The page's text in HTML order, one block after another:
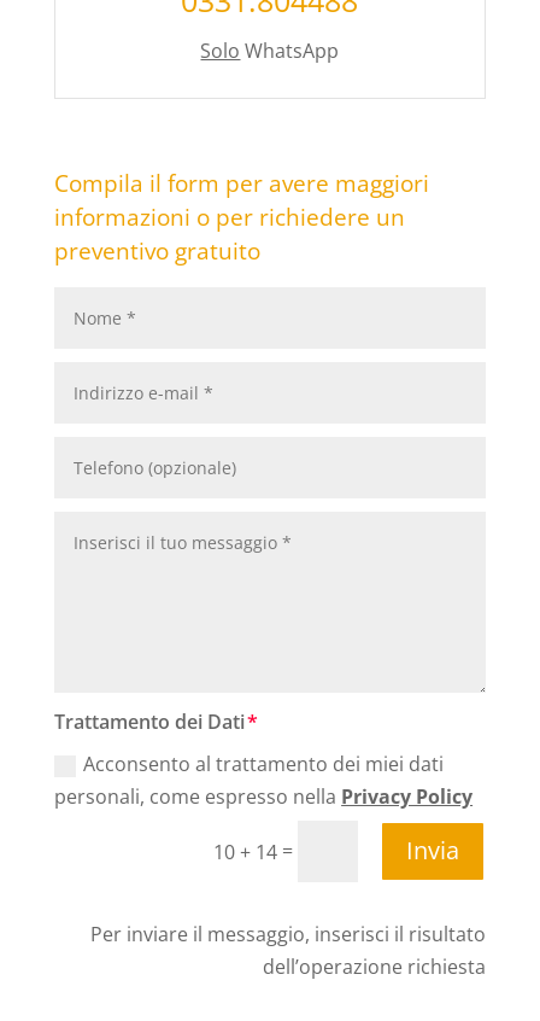
Solo WhatsApp
Compila il form per avere maggiori
informazioni o per richiedere un
preventivo gratuito
Trattamento dei Dati
Acconsento al trattamento dei miei dati
personali, come espresso nella Privacy Policy
10 + 14 = Invia
Per inviare il messaggio, inserisci il risultato
dell’operazione richiesta